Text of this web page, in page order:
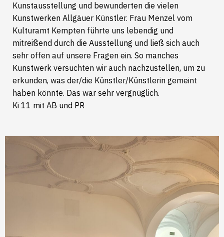
Kunstausstellung und bewunderten die vielen
Kunstwerken Allgäuer Künstler. Frau Menzel vom
Kulturamt Kempten führte uns lebendig und
mitreißend durch die Ausstellung und ließ sich auch
sehr offen auf unsere Fragen ein. So manches
Kunstwerk versuchten wir auch nachzustellen, um zu
erkunden, was der/die Künstler/Künstlerin gemeint
haben könnte. Das war sehr vergnüglich.
Ki 11 mit AB und PR